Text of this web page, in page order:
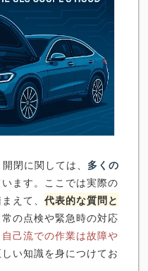
閉に関しては、 多くの
ます。ここでは実際の
えて、 代表的な質問と
の点検や緊急時の対応
自己流での作業は故障や
い知識を身につけてお